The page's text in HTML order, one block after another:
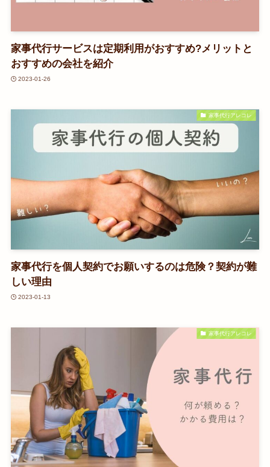
家事代行サービスは定期利用がおすすめ?メリットと
おすすめの会社を紹介
2023-01-26
家事代行アレコレ
家事代行を個人契約でお願いするのは危険？契約が難
しい理由
2023-01-13
家事代行アレコレ